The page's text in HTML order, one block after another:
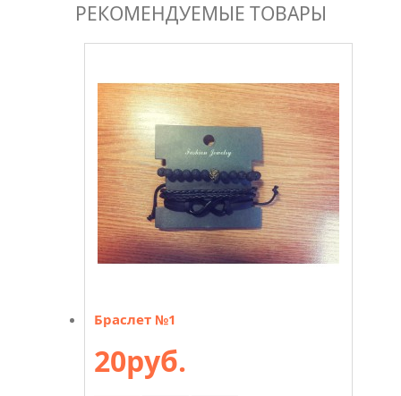
РЕКОМЕНДУЕМЫЕ ТОВАРЫ
Браслет №1
20руб.